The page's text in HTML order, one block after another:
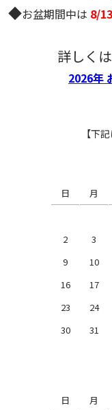
◆お盆期間中は 8/
詳しく
2026年
【下
日 月
2
3
9
10
16
17
23
24
30
31
日 月